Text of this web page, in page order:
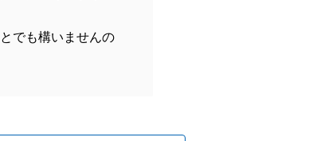
でも構いませんの